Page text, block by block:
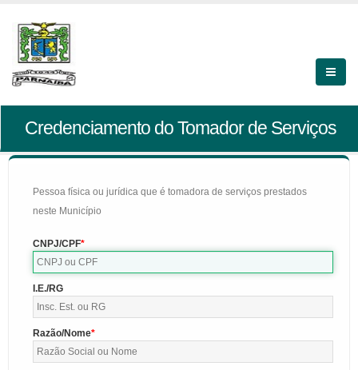
Credenciamento do Tomador de Serviços
Pessoa física ou jurídica que é tomadora de serviços prestados
neste Município
CNPJ/CPF
I.E./RG
Razão/Nome